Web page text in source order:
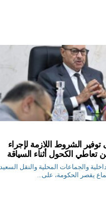
الشروط اللازمة لإجراء
الكحول أثناء السياقة
الداخلية والجماعات المحلية والنقل السعيد
يقصر الحكومة، على...